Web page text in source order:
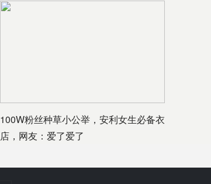
100W粉丝种草小公举，安利女生必备衣
店，网友：爱了爱了